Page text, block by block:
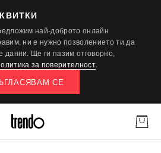
най-доброто онлайн
ни е нужно позволението ти да
данни. Ще ги пазим отговорно,
за поверителност.
СЕ